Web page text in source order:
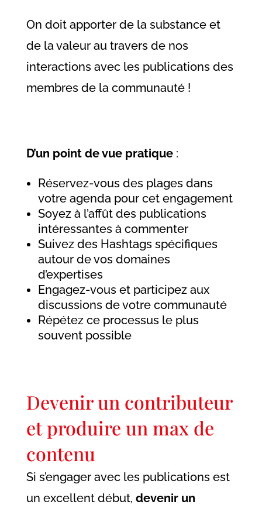
On doit apporter de la substance et
de la valeur au travers de nos
interactions avec les publications des
membres de la communauté !
D’un point de vue pratique:
Réservez-vous des plages dans
votre agenda pour cet engagement
Soyez à l’affût des publications
intéressantes à commenter
Suivez des Hashtags spécifiques
autour de vos domaines
d’expertises
Engagez-vous et participez aux
discussions de votre communauté
Répétez ce processus le plus
souvent possible
Devenir un contributeur
et produire un max de
contenu
Si s’engager avec les publications est
un excellent début, devenir un